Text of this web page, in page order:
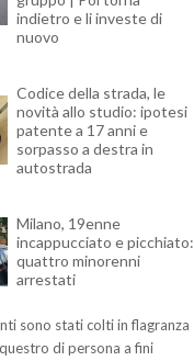
indietro e li investe di
nuovo
Codice della strada, le
novità allo studio: ipotesi
patente a 17 anni e
sorpasso a destra in
autostrada
Milano, 19enne
incappucciato e picchiato:
quattro minorenni
arrestati
sono stati colti in flagranza
di persona a fini